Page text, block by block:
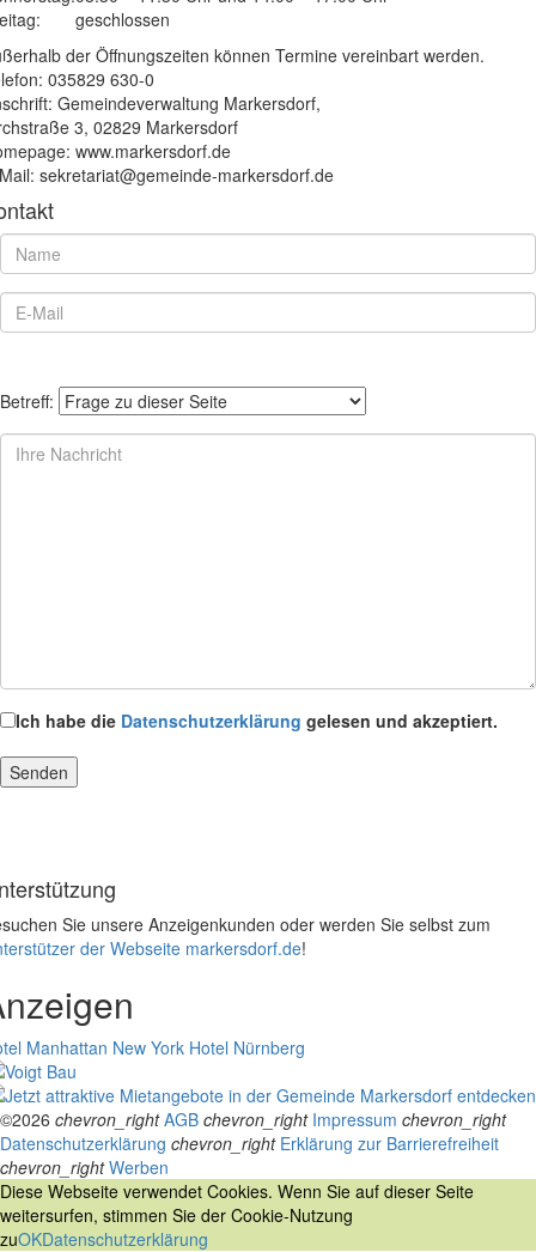
geschlossen
der Öffnungszeiten können Termine vereinbart werden.
035829 630-0
Gemeindeverwaltung Markersdorf,
3, 02829 Markersdorf
www.markersdorf.de
sekretariat@gemeinde-markersdorf.de
Betreff:
Ich habe die Datenschutzerklärung gelesen und akzeptiert.
Sie unsere Anzeigenkunden oder werden Sie selbst zum
der Webseite markersdorf.de!
Manhattan New York Hotel Nürnberg
©2026 chevron_right AGB chevron_right Impressum chevron_right
Datenschutzerklärung chevron_right Erklärung zur Barrierefreiheit
chevron_right Werben
Diese Webseite verwendet Cookies. Wenn Sie auf dieser Seite
weitersurfen, stimmen Sie der Cookie-Nutzung
zuOKDatenschutzerklärung